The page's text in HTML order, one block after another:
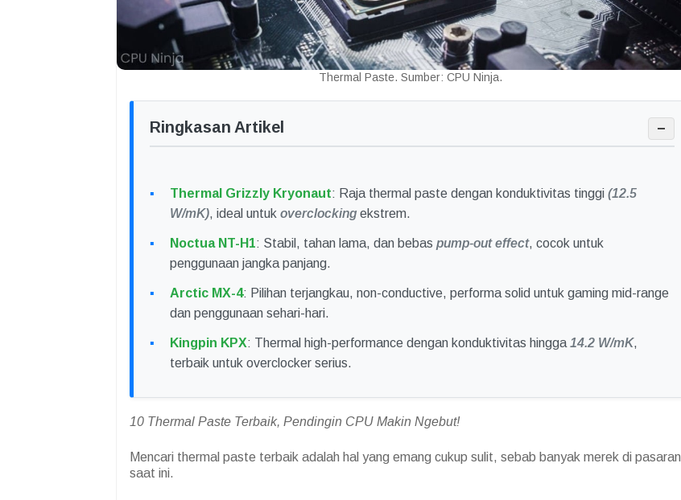
Thermal Paste. Sumber: CPU Ninja.
Ringkasan Artikel −
Thermal Grizzly Kryonaut: Raja thermal paste dengan konduktivitas tinggi (12.5
W/mK), ideal untuk overclocking ekstrem.
Noctua NT-H1: Stabil, tahan lama, dan bebas pump-out effect, cocok untuk
penggunaan jangka panjang.
Arctic MX-4: Pilihan terjangkau, non-conductive, performa solid untuk gaming mid-range
dan penggunaan sehari-hari.
Kingpin KPX: Thermal high-performance dengan konduktivitas hingga 14.2 W/mK,
terbaik untuk overclocker serius.
10 Thermal Paste Terbaik, Pendingin CPU Makin Ngebut!
Mencari thermal paste terbaik adalah hal yang emang cukup sulit, sebab banyak merek di pasaran
saat ini.